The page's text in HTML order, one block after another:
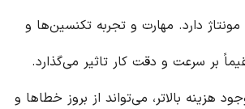
دارد. مهارت و تجربه تکنسین‌ها و
بر سرعت و دقت کار تاثیر می‌گذارد.
هزینه بالاتر، می‌تواند از بروز خطاها و